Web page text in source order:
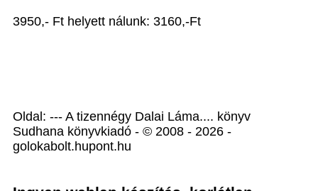
3950,- Ft helyett nálunk: 3160,-Ft
Oldal: --- A tizennégy Dalai Láma.... könyv
Sudhana könyvkiadó - © 2008 - 2026 -
golokabolt.hupont.hu